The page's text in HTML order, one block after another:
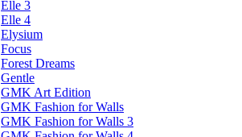
Elle 3
Elle 4
Elysium
Focus
Forest Dreams
Gentle
GMK Art Edition
GMK Fashion for Walls
GMK Fashion for Walls 3